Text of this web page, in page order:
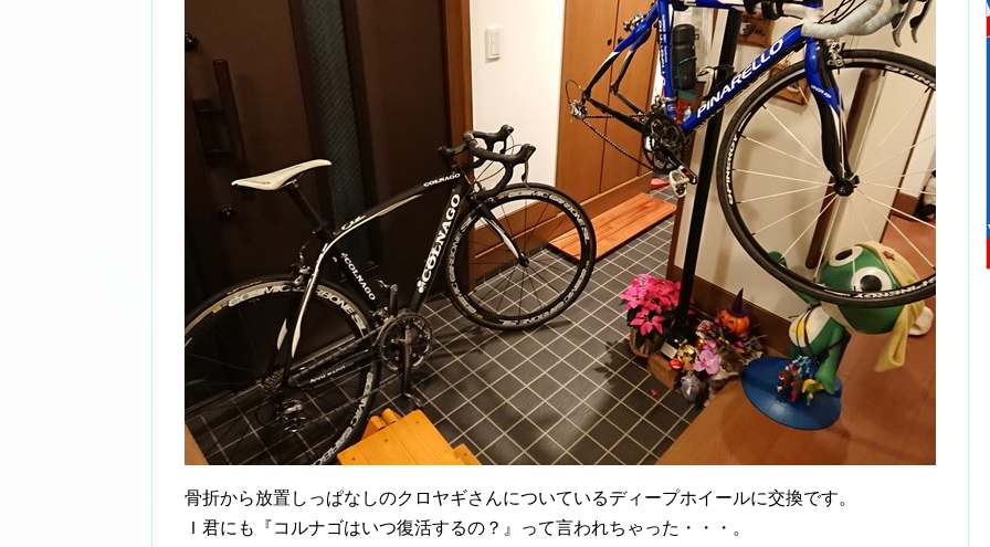
骨折から放置しっぱなしのクロヤギさんについているディープホイールに交換です。
Ｉ君にも『コルナゴはいつ復活するの？』って言われちゃった・・・。